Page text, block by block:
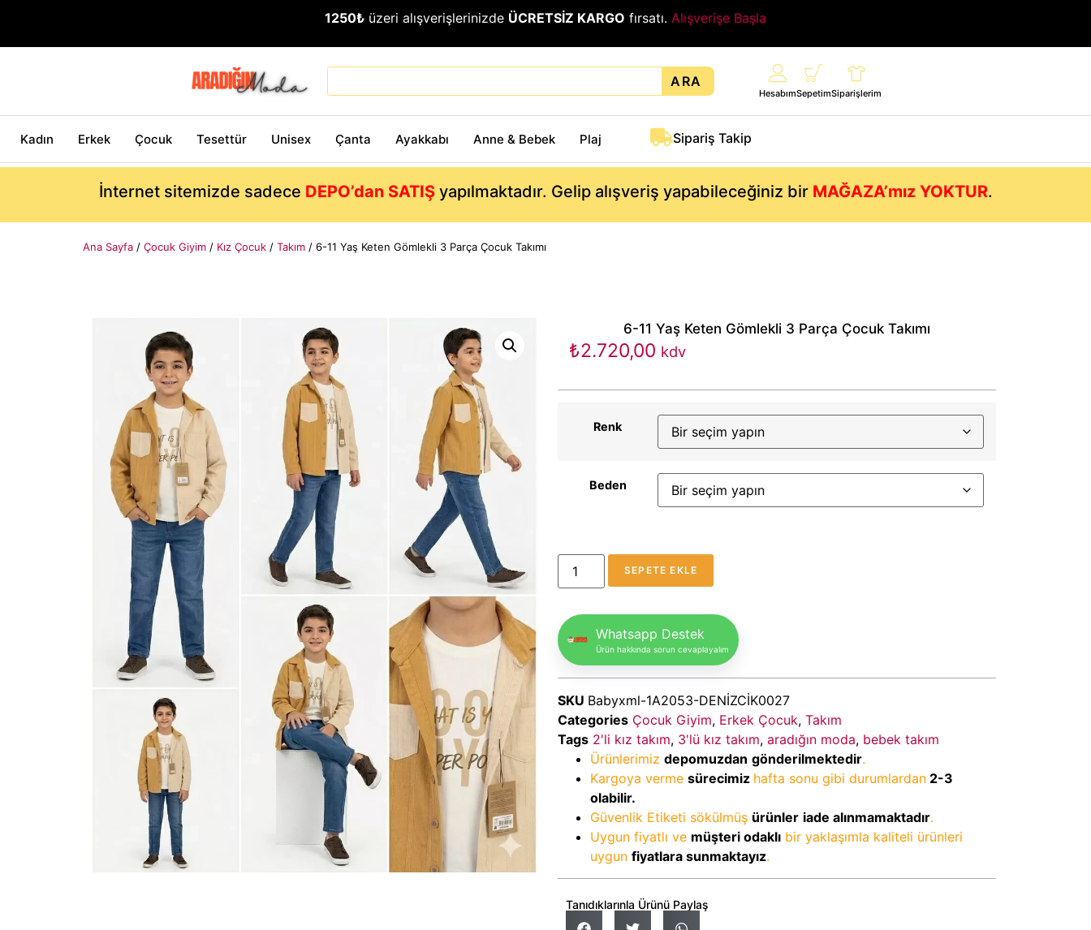
1250₺ üzeri alışverişlerinizde ÜCRETSİZ KARGO fırsatı. Alışverişe Başla
ARA
HesabımSepetimSiparişlerim
Kadın Erkek Çocuk Tesettür Unisex Çanta Ayakkabı Anne & Bebek Plaj Sipariş Takip
İnternet sitemizde sadece DEPO’dan SATIŞyapılmaktadır. Gelip alışveriş yapabileceğiniz bir MAĞAZA’mız YOKTUR.
Ana Sayfa / Çocuk Giyim / Kız Çocuk / Takım / 6-11 Yaş Keten Gömlekli 3 Parça Çocuk Takımı
6-11 Yaş Keten Gömlekli 3 Parça Çocuk Takımı
₺2.720,00 kdv
Renk
Beden
SEPETE EKLE
Whatsapp Destek
Ürün hakkında sorun cevaplayalım
SKU Babyxml-1A2053-DENİZCİK0027
Categories Çocuk Giyim, Erkek Çocuk, Takım
Tags 2'li kız takım, 3'lü kız takım, aradığın moda, bebek takım
Ürünlerimiz depomuzdan gönderilmektedir.
Kargoya verme sürecimiz hafta sonu gibi durumlardan 2-3
olabilir.
Güvenlik Etiketi sökülmüş ürünler iade alınmamaktadır.
Uygun fiyatlı ve müşteri odaklı bir yaklaşımla kaliteli ürünleri
uygun fiyatlara sunmaktayız.
Tanıdıklarınla Ürünü Paylaş